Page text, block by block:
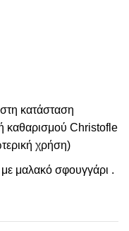
κατάσταση
καθαρισμού Christofle
χρήση)
με μαλακό σφουγγάρι .